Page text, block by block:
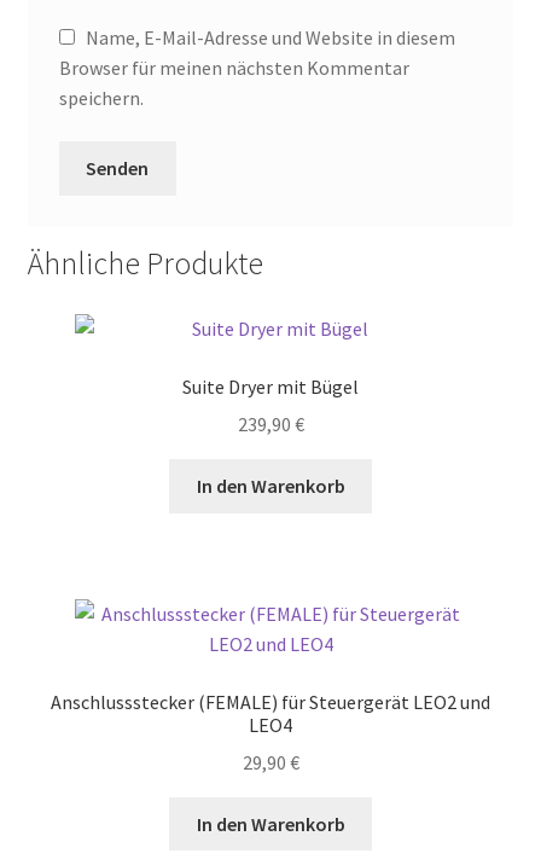
Name, E-Mail-Adresse und Website in diesem
Browser für meinen nächsten Kommentar
speichern.
Ähnliche Produkte
Suite Dryer mit Bügel
239,90 €
In den Warenkorb
Anschlussstecker (FEMALE) für Steuergerät LEO2 und
LEO4
29,90 €
In den Warenkorb